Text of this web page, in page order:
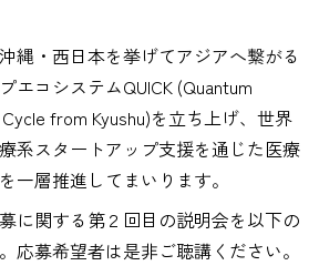
縄・西日本を挙げてアジアへ繋がる
エコシステムQUICK (Quantum
from Kyushu)を立ち上げ、世界
系スタートアップ支援を通じた医療
一層推進してまいります。
に関する第２回目の説明会を以下の
応募希望者は是非ご聴講ください。